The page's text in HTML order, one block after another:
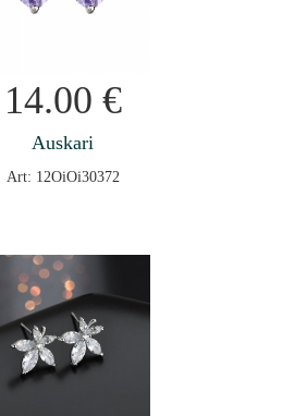
14.00 €
Auskari
Art: 12OiOi30372